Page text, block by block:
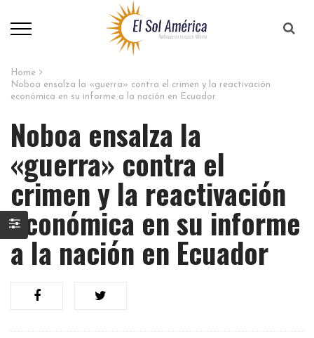
Home
Noboa ensalza la «guerra» contra el crimen y la reactivación
económica en su informe a la nación en Ecuador
Noboa ensalza la
«guerra» contra el
crimen y la reactivación
económica en su informe
a la nación en Ecuador